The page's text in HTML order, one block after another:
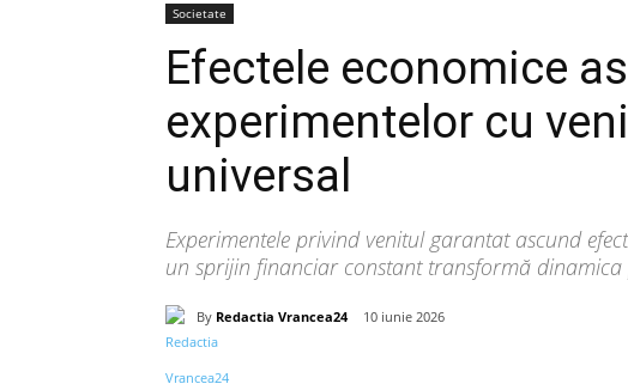
Societate
Efectele economice
experimentelor cu
universal
Experimentele privind venitul garantat ascund
un sprijin financiar constant transformă dinamica
By Redactia Vrancea24 10 iunie 2026
Acțiune